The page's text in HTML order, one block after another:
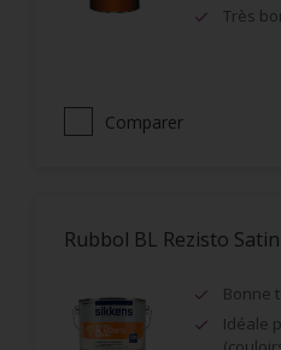
Très
Comparer
Rubbol BL Rezisto Satin
Bonne
Idéale